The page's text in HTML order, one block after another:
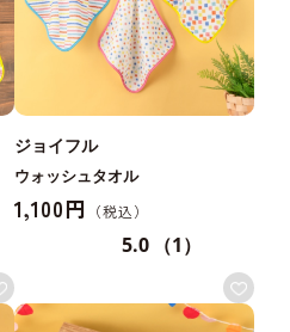
ジョイフル
ウォッシュタオル
1,100円
5.0 （1）